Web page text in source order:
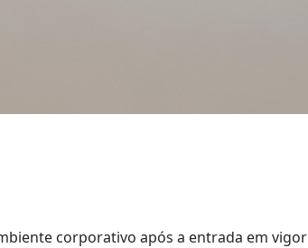
corporativo após a entrada em vigor